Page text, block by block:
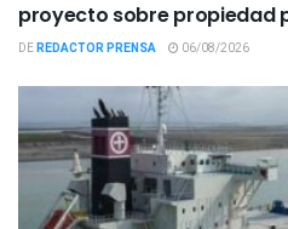
proyecto sobre propiedad
DEREDACTOR PRENSA 06/08/2026